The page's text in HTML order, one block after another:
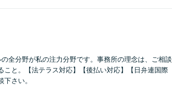
全分野が私の注力分野です。事務所の理念は、ご相談
と。【法テラス対応】【後払い対応】【日弁連国際
さい。